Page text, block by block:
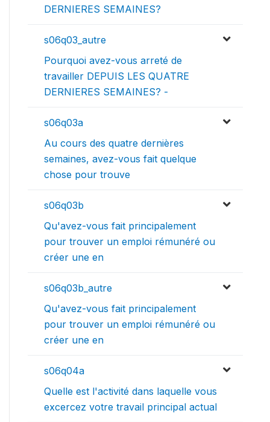
DERNIERES SEMAINES?
s06q03_autre
Pourquoi avez-vous arreté de
travailler DEPUIS LES QUATRE
DERNIERES SEMAINES? -
s06q03a
Au cours des quatre dernières
semaines, avez-vous fait quelque
chose pour trouve
s06q03b
Qu'avez-vous fait principalement
pour trouver un emploi rémunéré ou
créer une en
s06q03b_autre
Qu'avez-vous fait principalement
pour trouver un emploi rémunéré ou
créer une en
s06q04a
Quelle est l'activité dans laquelle vous
excercez votre travail principal actual